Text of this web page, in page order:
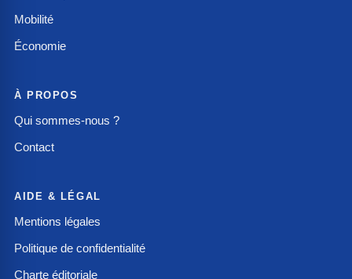
Mobilité
Économie
À PROPOS
Qui sommes-nous ?
Contact
AIDE & LÉGAL
Mentions légales
Politique de confidentialité
Charte éditoriale